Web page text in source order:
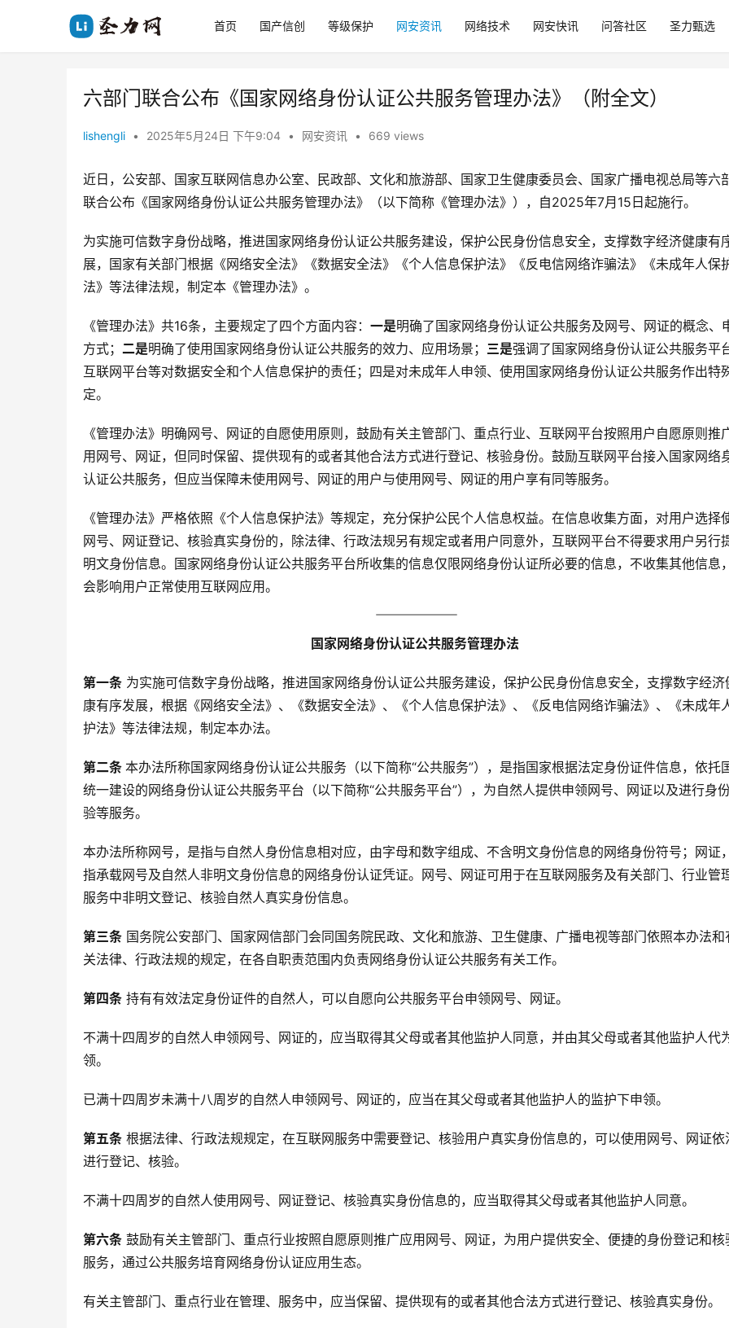
首页 国产信创 等级保护 网安资讯 网络技术 网安快讯 问答社区 圣力甄选
六部门联合公布《国家网络身份认证公共服务管理办法》（附全文）
lishengli • 2025年5月24日 下午9:04 • 网安资讯 • 669 views
近日，公安部、国家互联网信息办公室、民政部、文化和旅游部、国家卫生健康委员会、国家广播电视总局等六
联合公布《国家网络身份认证公共服务管理办法》（以下简称《管理办法》），自2025年7月15日起施行。
为实施可信数字身份战略，推进国家网络身份认证公共服务建设，保护公民身份信息安全，支撑数字经济健康有
展，国家有关部门根据《网络安全法》《数据安全法》《个人信息保护法》《反电信网络诈骗法》《未成年人保
法》等法律法规，制定本《管理办法》。
《管理办法》共16条，主要规定了四个方面内容： 一是明确了国家网络身份认证公共服务及网号、网证的概念、
方式； 二是明确了使用国家网络身份认证公共服务的效力、应用场景； 三是强调了国家网络身份认证公共服务平
互联网平台等对数据安全和个人信息保护的责任；四是对未成年人申领、使用国家网络身份认证公共服务作出特
定。
《管理办法》明确网号、网证的自愿使用原则，鼓励有关主管部门、重点行业、互联网平台按照用户自愿原则推
用网号、网证，但同时保留、提供现有的或者其他合法方式进行登记、核验身份。鼓励互联网平台接入国家网络
认证公共服务，但应当保障未使用网号、网证的用户与使用网号、网证的用户享有同等服务。
《管理办法》严格依照《个人信息保护法》等规定，充分保护公民个人信息权益。在信息收集方面，对用户选择
网号、网证登记、核验真实身份的，除法律、行政法规另有规定或者用户同意外，互联网平台不得要求用户另行
明文身份信息。国家网络身份认证公共服务平台所收集的信息仅限网络身份认证所必要的信息，不收集其他信息
会影响用户正常使用互联网应用。
国家网络身份认证公共服务管理办法
第一条 为实施可信数字身份战略，推进国家网络身份认证公共服务建设，保护公民身份信息安全，支撑数字经济
康有序发展，根据《网络安全法》、《数据安全法》、《个人信息保护法》、《反电信网络诈骗法》、《未成年
护法》等法律法规，制定本办法。
第二条 本办法所称国家网络身份认证公共服务（以下简称“公共服务”），是指国家根据法定身份证件信息，依托
统一建设的网络身份认证公共服务平台（以下简称“公共服务平台”），为自然人提供申领网号、网证以及进行身
验等服务。
本办法所称网号，是指与自然人身份信息相对应，由字母和数字组成、不含明文身份信息的网络身份符号；网证
指承载网号及自然人非明文身份信息的网络身份认证凭证。网号、网证可用于在互联网服务及有关部门、行业管
服务中非明文登记、核验自然人真实身份信息。
第三条 国务院公安部门、国家网信部门会同国务院民政、文化和旅游、卫生健康、广播电视等部门依照本办法和
关法律、行政法规的规定，在各自职责范围内负责网络身份认证公共服务有关工作。
第四条 持有有效法定身份证件的自然人，可以自愿向公共服务平台申领网号、网证。
不满十四周岁的自然人申领网号、网证的，应当取得其父母或者其他监护人同意，并由其父母或者其他监护人代
领。
已满十四周岁未满十八周岁的自然人申领网号、网证的，应当在其父母或者其他监护人的监护下申领。
第五条 根据法律、行政法规规定，在互联网服务中需要登记、核验用户真实身份信息的，可以使用网号、网证依
进行登记、核验。
不满十四周岁的自然人使用网号、网证登记、核验真实身份信息的，应当取得其父母或者其他监护人同意。
第六条 鼓励有关主管部门、重点行业按照自愿原则推广应用网号、网证，为用户提供安全、便捷的身份登记和核
服务，通过公共服务培育网络身份认证应用生态。
有关主管部门、重点行业在管理、服务中，应当保留、提供现有的或者其他合法方式进行登记、核验真实身份。